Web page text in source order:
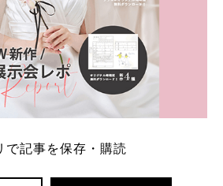
で記事を保存・購読